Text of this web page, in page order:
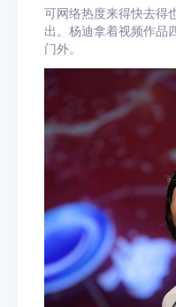
可网络热度来得快去得
出。杨迪拿着视频作品
门外。